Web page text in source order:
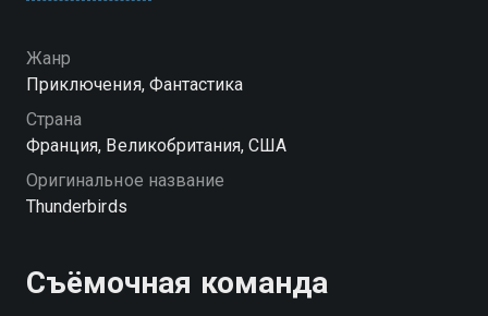
окажется сама штаб-квартира героев? Какой хаос
ждёт мир без их вмешательства?
Жанр
Приключения, Фантастика
Страна
Франция, Великобритания, США
Оригинальное название
Thunderbirds
Съёмочная команда